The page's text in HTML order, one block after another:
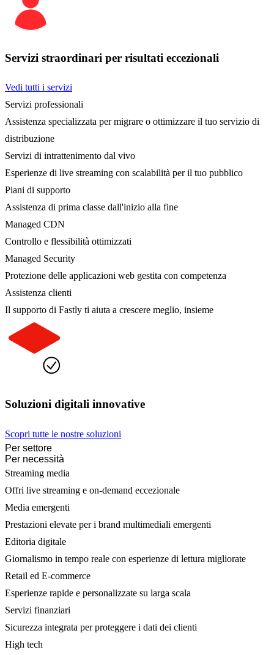
Servizi straordinari per risultati eccezionali
Vedi tutti i servizi
Servizi professionali
Assistenza specializzata per migrare o ottimizzare il tuo servizio di
distribuzione
Servizi di intrattenimento dal vivo
Esperienze di live streaming con scalabilità per il tuo pubblico
Piani di supporto
Assistenza di prima classe dall'inizio alla fine
Managed CDN
Controllo e flessibilità ottimizzati
Managed Security
Protezione delle applicazioni web gestita con competenza
Assistenza clienti
Il supporto di Fastly ti aiuta a crescere meglio, insieme
Soluzioni digitali innovative
Scopri tutte le nostre soluzioni
Per settore
Per necessità
Streaming media
Offri live streaming e on-demand eccezionale
Media emergenti
Prestazioni elevate per i brand multimediali emergenti
Editoria digitale
Giornalismo in tempo reale con esperienze di lettura migliorate
Retail ed E-commerce
Esperienze rapide e personalizzate su larga scala
Servizi finanziari
Sicurezza integrata per proteggere i dati dei clienti
High tech